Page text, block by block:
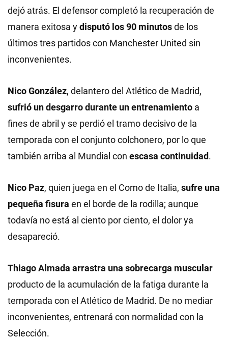
dejó atrás. El defensor completó la recuperación de
manera exitosa ydisputó los 90 minutosde los
últimos tres partidos con Manchester United sin
inconvenientes.
Nico González, delantero del Atlético de Madrid,
sufrió un desgarro durante un entrenamiento a
fines de abril y se perdió el tramo decisivo de la
temporada con el conjunto colchonero, por lo que
también arriba al Mundial con escasa continuidad.
Nico Paz, quien juega en el Como de Italia, sufre una
pequeña fisura en el borde de la rodilla; aunque
todavía no está al ciento por ciento, el dolor ya
desapareció.
Thiago Almada arrastra una sobrecarga muscular
producto de la acumulación de la fatiga durante la
temporada con el Atlético de Madrid. De no mediar
inconvenientes, entrenará con normalidad con la
Selección.